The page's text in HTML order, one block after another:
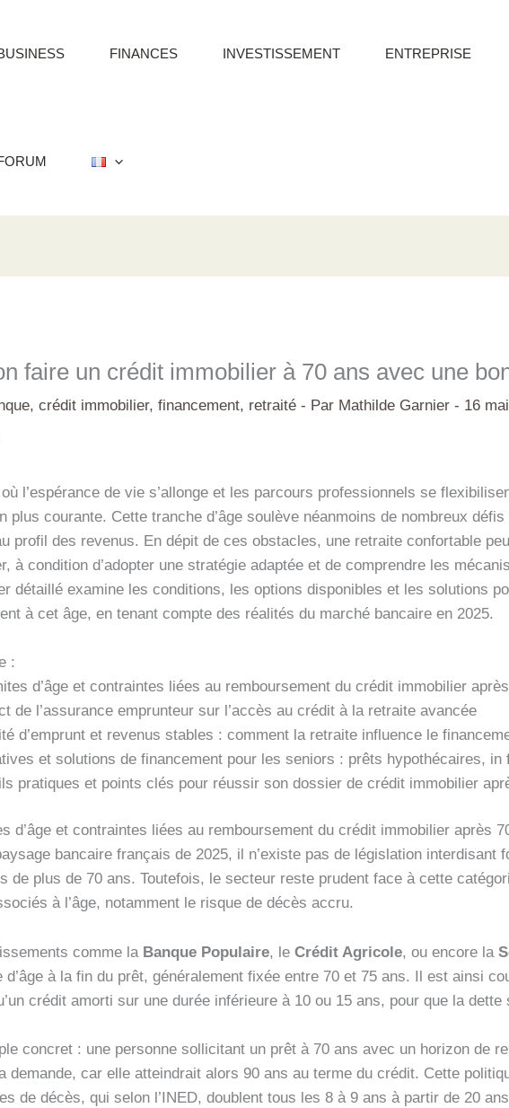
FINANCES INVESTISSEMENT ENTREPRISE
faire un crédit immobilier à 70 ans avec une
,crédit immobilier,financement, retraité - Par Mathilde Garnier- 16
où l’espérance de vie s’allonge et les parcours professionnels se
plus courante. Cette tranche d’âge soulève néanmoins de nombreux
profil des revenus. En dépit de ces obstacles, une retraite confortable
à condition d’adopter une stratégie adaptée et de comprendre les
détaillé examine les conditions, les options disponibles et les solutions
à cet âge, en tenant compte des réalités du marché bancaire en 2025.
:
d’âge et contraintes liées au remboursement du crédit immobilier
de l’assurance emprunteur sur l’accès au crédit à la retraite avancée
d’emprunt et revenus stables : comment la retraite influence le
et solutions de financement pour les seniors : prêts hypothécaires, in
pratiques et points clés pour réussir son dossier de crédit immobilier
d’âge et contraintes liées au remboursement du crédit immobilier après
bancaire français de 2025, il n’existe pas de législation interdisant
de plus de 70 ans. Toutefois, le secteur reste prudent face à cette
à l’âge, notamment le risque de décès accru.
comme la Banque Populaire, leCrédit Agricole, ou encore la
d’âge à la fin du prêt, généralement fixée entre 70 et 75 ans. Il est ainsi
crédit amorti sur une durée inférieure à 10 ou 15 ans, pour que la dette
concret : une personne sollicitant un prêt à 70 ans avec un horizon de
demande, car elle atteindrait alors 90 ans au terme du crédit. Cette
de décès, qui selon l’INED, doublent tous les 8 à 9 ans à partir de 20